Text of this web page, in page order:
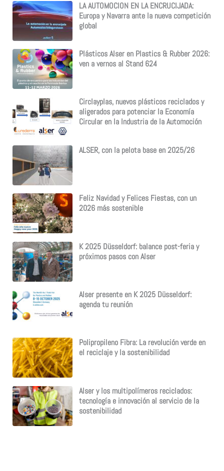
LA AUTOMOCION EN LA ENCRUCIJADA:
Europa y Navarra ante la nueva competición
global
Plásticos Alser en Plastics & Rubber 2026:
ven a vernos al Stand 624
Circlayplas, nuevos plásticos reciclados y
aligerados para potenciar la Economía
Circular en la Industria de la Automoción
ALSER, con la pelota base en 2025/26
Feliz Navidad y Felices Fiestas, con un
2026 más sostenible
K 2025 Düsseldorf: balance post-feria y
próximos pasos con Alser
Alser presente en K 2025 Düsseldorf:
agenda tu reunión
Polipropileno Fibra: La revolución verde en
el reciclaje y la sostenibilidad
Alser y los multipolímeros reciclados:
tecnología e innovación al servicio de la
sostenibilidad